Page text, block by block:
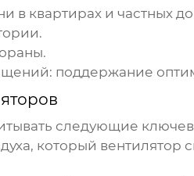
в квартирах и частных
: поддержание
следующие
который вентилятор